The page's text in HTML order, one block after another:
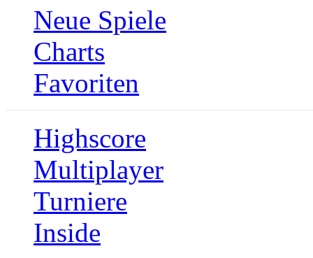
Neue Spiele
Charts
Favoriten
Highscore
Multiplayer
Turniere
Inside